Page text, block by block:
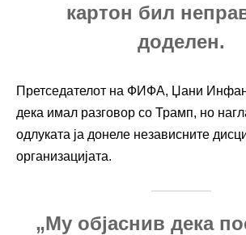
картон бил
доделен.
Претседателот на ФИФА, Џани
дека имал разговор со Трамп, но
одлуката ја донеле независните
организацијата.
„Му објаснив дека